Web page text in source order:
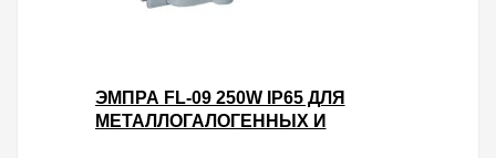
ЭМПРА FL-09 250W IP65 ДЛЯ
МЕТАЛЛОГАЛОГЕННЫХ И